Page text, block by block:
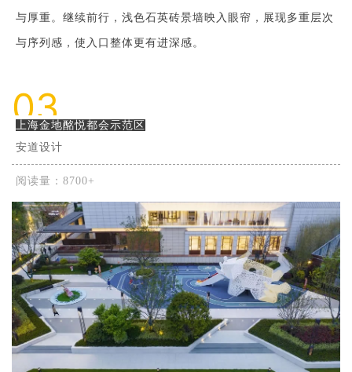
与厚重。继续前行，浅色石英砖景墙映入眼帘，展现多重层次
与序列感，使入口整体更有进深感。
03
上海金地酩悦都会示范区
安道设计
阅读量：8700+